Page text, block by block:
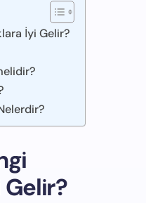
İyi Gelir?
Gelir?